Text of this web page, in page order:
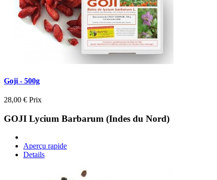
Goji - 500g
28,00 € Prix
GOJI Lycium Barbarum (Indes du Nord)
Aperçu rapide
Details